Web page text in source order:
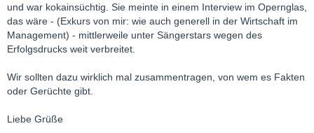
und war kokainsüchtig. Sie meinte in einem Interview im Opernglas,
das wäre - (Exkurs von mir: wie auch generell in der Wirtschaft im
Management) - mittlerweile unter Sängerstars wegen des
Erfolgsdrucks weit verbreitet.
Wir sollten dazu wirklich mal zusammentragen, von wem es Fakten
oder Gerüchte gibt.
Liebe Grüße